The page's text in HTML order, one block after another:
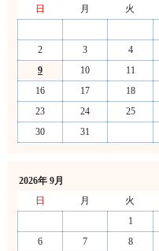
日
月 火
2
3 4
9
10 11
16
17 18
23
24 25
30
31
2026年 9月
日
月 火
1
6
7 8